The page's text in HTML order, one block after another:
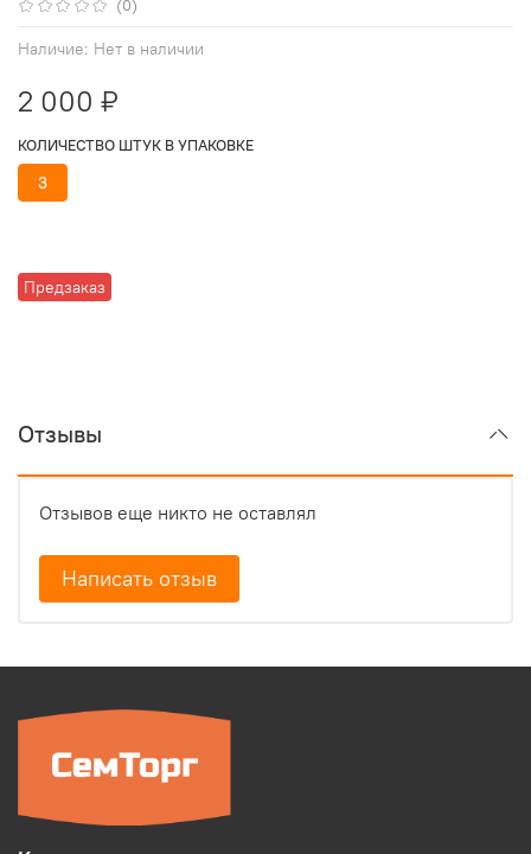
(0)
Наличие: Нет в наличии
Предзаказ
2 000 ₽
КОЛИЧЕСТВО ШТУК В УПАКОВКЕ
3
Отзывы
Отзывов еще никто не оставлял
Написать отзыв